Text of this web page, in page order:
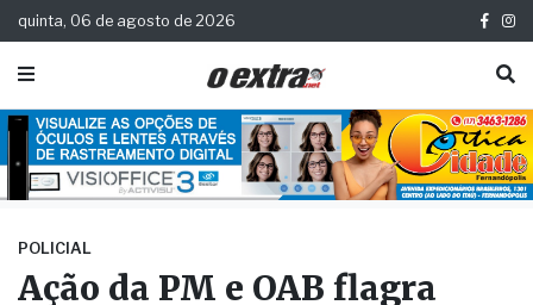
quinta, 06 de agosto de 2026